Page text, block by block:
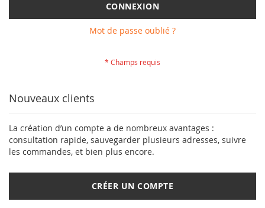
CONNEXION
Mot de passe oublié ?
Nouveaux clients
La création d’un compte a de nombreux avantages :
consultation rapide, sauvegarder plusieurs adresses, suivre
les commandes, et bien plus encore.
CRÉER UN COMPTE